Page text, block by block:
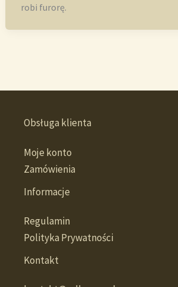
robi furorę.
Obsługa klienta
Moje konto
Zamówienia
Informacje
Regulamin
Polityka Prywatności
Kontakt